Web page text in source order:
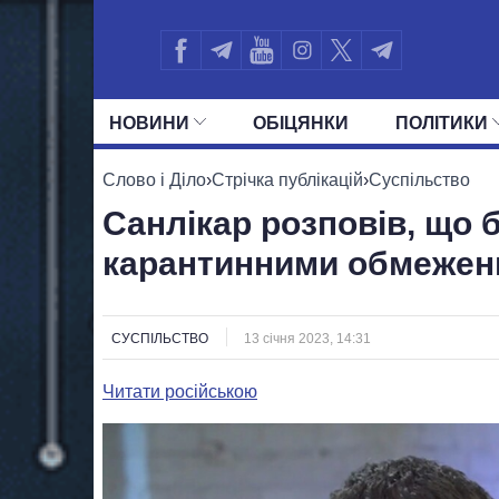
НОВИНИ ОБIЦЯНКИ ПОЛIТИКИ
УСІ ПОЛІТИКИ ПРЕЗИДЕНТ І ОФІС
Слово і Діло›Стрічка публікацій›Суспільство
Санлікар розповів, що
карантинними
СУСПІЛЬСТВО 13 січня 2023, 14:31
Читати російською